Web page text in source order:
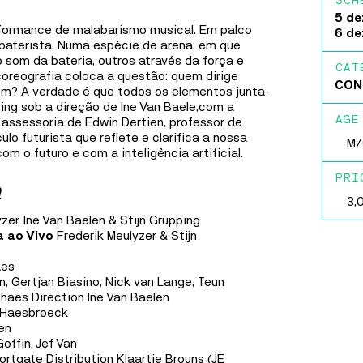
de malabarismo musical. Em palco
Numa espécie de arena, em que
som da bateria, outros através da força e
coloca a questão: quem dirige
A verdade é que todos os elementos junta-
sob a direção de Ine Van Baele,com a
de Edwin Dertien, professor de
futurista que reflete e clarifica a nossa
o futuro e com a inteligência artificial.
Ine Van Baelen & Stijn Grupping
ao Vivo Frederik Meulyzer & Stijn
Gertjan Biasino, Nick van Lange, Teun
Direction Ine Van Baelen
Jef Van
Distribution Klaartje Brouns (JE
5
6
AGE
franchise de animação da história a nível global:
Mínimos e Monstros.
MAIS INFORMAÇÕES
FÁBRICA IDEIAS
MUSIC
30 SEP TO 8 OCT
DELA MARMY
comprometida em semear, desencadear, desenhar e
consolidar mudanças e interações mesmo que subtis,
mesmo que difíceis, inspirada em valores de